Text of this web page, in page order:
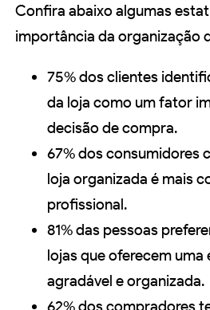
Confira abaixo algumas
importância da organização
75% dos clientes
da loja como um fator
decisão de compra.
67% dos consumidores
loja organizada é mais
profissional.
81% das pessoas
lojas que oferecem uma
agradável e organizada.
62% dos compradores